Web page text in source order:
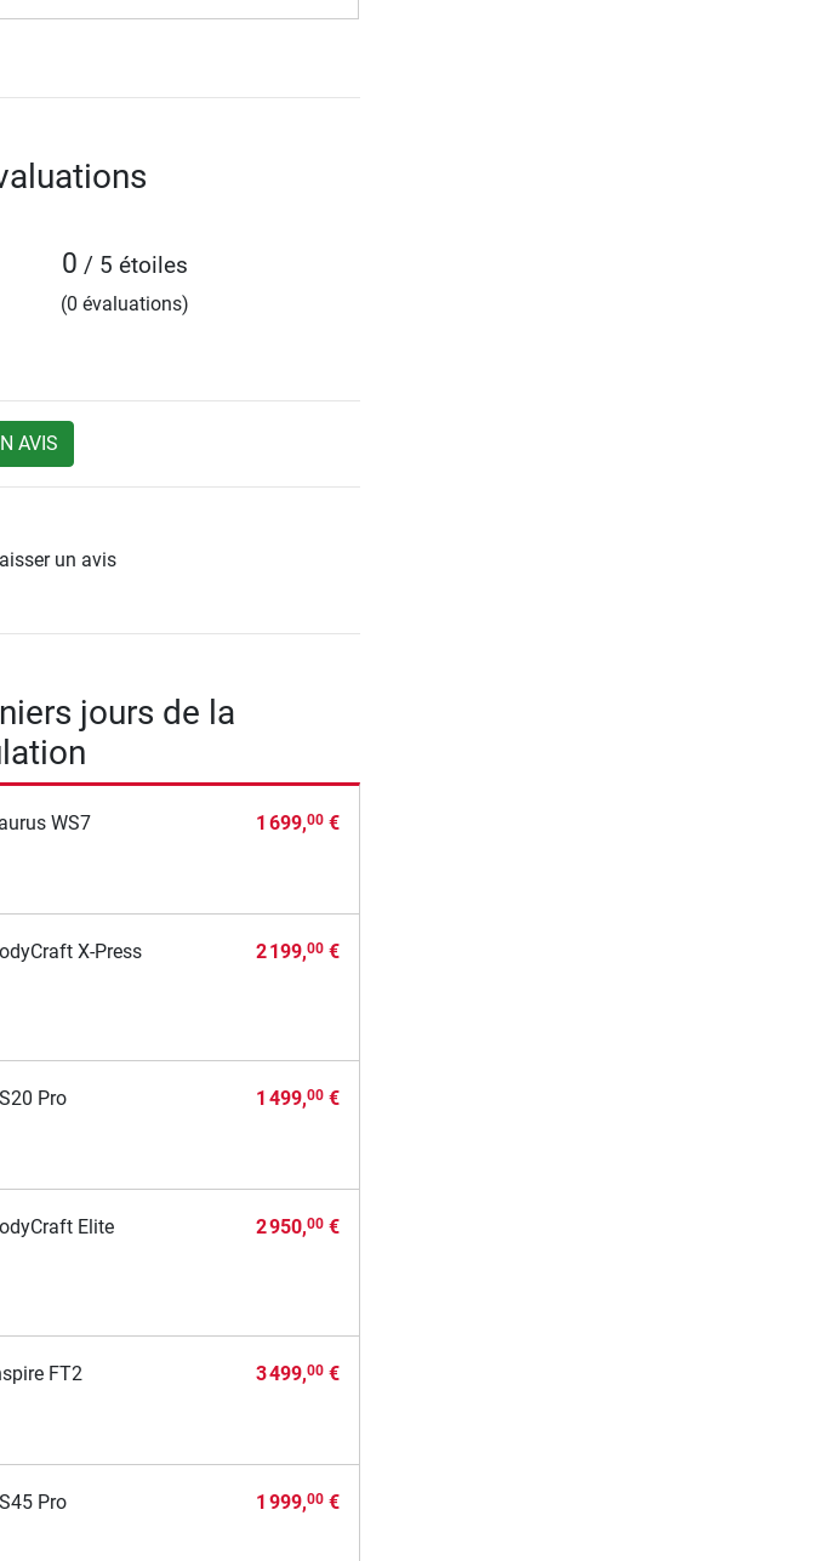
0 / 5 étoiles
(0 évaluations)
AVIS
un avis
jours de la
WS7 1 699,00 €
X-Press
2 199,00 €
Pro 1 499,00 €
Elite
2 950,00 €
FT2 3 499,00 €
Pro 1 999,00 €